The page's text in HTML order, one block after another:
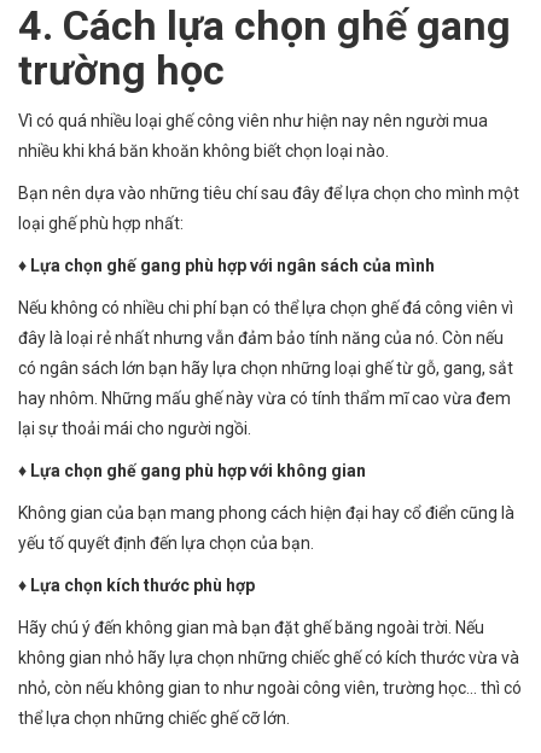
4. Cách lựa chọn ghế gang
trường học
Vì có quá nhiều loại ghế công viên như hiện nay nên người mua
nhiều khi khá băn khoăn không biết chọn loại nào.
Bạn nên dựa vào những tiêu chí sau đây để lựa chọn cho mình một
loại ghế phù hợp nhất:
♦ Lựa chọn ghế gang phù hợp với ngân sách của mình
Nếu không có nhiều chi phí bạn có thể lựa chọn ghế đá công viên vì
đây là loại rẻ nhất nhưng vẫn đảm bảo tính năng của nó. Còn nếu
có ngân sách lớn bạn hãy lựa chọn những loại ghế từ gỗ, gang, sắt
hay nhôm. Những mấu ghế này vừa có tính thẩm mĩ cao vừa đem
lại sự thoải mái cho người ngồi.
♦ Lựa chọn ghế gang phù hợp với không gian
Không gian của bạn mang phong cách hiện đại hay cổ điển cũng là
yếu tố quyết định đến lựa chọn của bạn.
♦ Lựa chọn kích thước phù hợp
Hãy chú ý đến không gian mà bạn đặt ghế băng ngoài trời. Nếu
không gian nhỏ hãy lựa chọn những chiếc ghế có kích thước vừa và
nhỏ, còn nếu không gian to như ngoài công viên, trường học… thì có
thể lựa chọn những chiếc ghế cỡ lớn.